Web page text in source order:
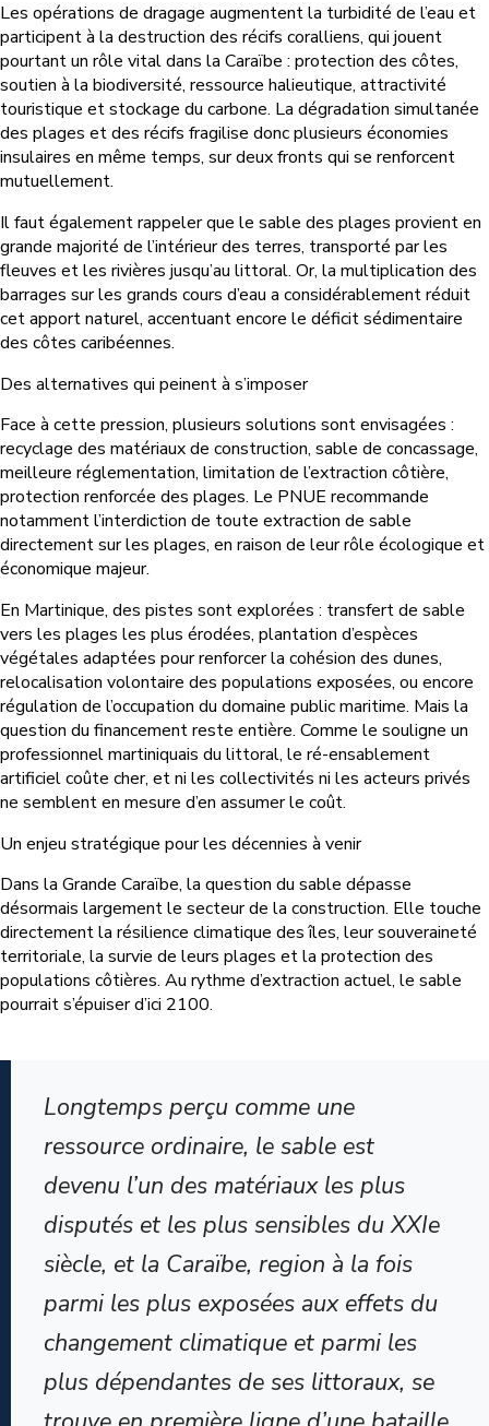
Les opérations de dragage augmentent la turbidité de l’eau et
participent à la destruction des récifs coralliens, qui jouent
pourtant un rôle vital dans la Caraïbe : protection des côtes,
soutien à la biodiversité, ressource halieutique, attractivité
touristique et stockage du carbone. La dégradation simultanée
des plages et des récifs fragilise donc plusieurs économies
insulaires en même temps, sur deux fronts qui se renforcent
mutuellement.
Il faut également rappeler que le sable des plages provient en
grande majorité de l’intérieur des terres, transporté par les
fleuves et les rivières jusqu’au littoral. Or, la multiplication des
barrages sur les grands cours d’eau a considérablement réduit
cet apport naturel, accentuant encore le déficit sédimentaire
des côtes caribéennes.
Des alternatives qui peinent à s’imposer
Face à cette pression, plusieurs solutions sont envisagées :
recyclage des matériaux de construction, sable de concassage,
meilleure réglementation, limitation de l’extraction côtière,
protection renforcée des plages. Le PNUE recommande
notamment l’interdiction de toute extraction de sable
directement sur les plages, en raison de leur rôle écologique et
économique majeur.
En Martinique, des pistes sont explorées : transfert de sable
vers les plages les plus érodées, plantation d’espèces
végétales adaptées pour renforcer la cohésion des dunes,
relocalisation volontaire des populations exposées, ou encore
régulation de l’occupation du domaine public maritime. Mais la
question du financement reste entière. Comme le souligne un
professionnel martiniquais du littoral, le ré-ensablement
artificiel coûte cher, et ni les collectivités ni les acteurs privés
ne semblent en mesure d’en assumer le coût.
Un enjeu stratégique pour les décennies à venir
Dans la Grande Caraïbe, la question du sable dépasse
désormais largement le secteur de la construction. Elle touche
directement la résilience climatique des îles, leur souveraineté
territoriale, la survie de leurs plages et la protection des
populations côtières. Au rythme d’extraction actuel, le sable
pourrait s’épuiser d’ici 2100.
Longtemps perçu comme une
ressource ordinaire, le sable est
devenu l’un des matériaux les plus
disputés et les plus sensibles du XXIe
siècle, et la Caraïbe, region à la fois
parmi les plus exposées aux effets du
changement climatique et parmi les
plus dépendantes de ses littoraux, se